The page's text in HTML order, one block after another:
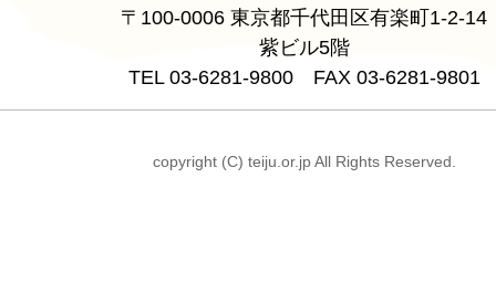
〒100-0006 東京都千代田区有楽町1-2-14
紫ビル5階
TEL 03-6281-9800 FAX 03-6281-9801
copyright (C) teiju.or.jp All Rights Reserved.